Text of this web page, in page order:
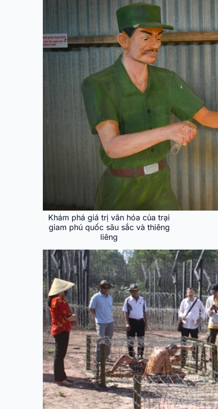
Khám phá giá trị văn hóa của trại
giam phú quốc sâu sắc và thiêng
liêng